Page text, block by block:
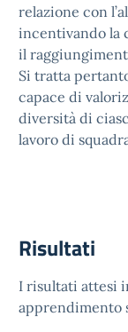
relazione con
incentivando la
il
Si tratta
capace di
diversità di
lavoro di
Risultati
I risultati attesi
apprendimento